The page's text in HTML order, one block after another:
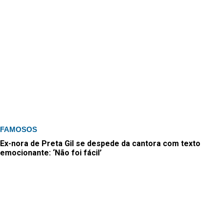
FAMOSOS
Ex-nora de Preta Gil se despede da cantora com texto
emocionante: ‘Não foi fácil’